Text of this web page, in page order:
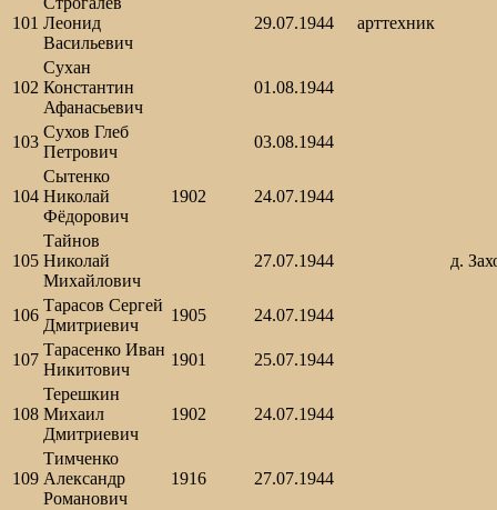
101 Леонид
Васильевич
29.07.1944 арттехник
102
Сухан
Константин
Афанасьевич
01.08.1944
103
Сухов Глеб
Петрович
03.08.1944
104
Сытенко
Николай
Фёдорович
1902 24.07.1944
105
Тайнов
Николай
Михайлович
27.07.1944 д.
106
Тарасов Сергей
Дмитриевич
1905 24.07.1944
107
Тарасенко Иван
Никитович
1901 25.07.1944
108
Терешкин
Михаил
Дмитриевич
1902 24.07.1944
109
Тимченко
Александр
Романович
1916 27.07.1944